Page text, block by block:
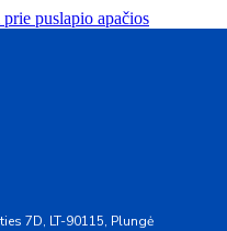
prie puslapio apačios
7D, LT-90115, Plungė